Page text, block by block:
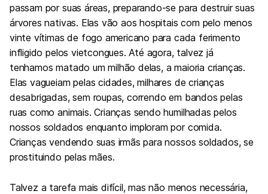
passam por suas áreas, preparando-se para destruir suas
árvores nativas. Elas vão aos hospitais com pelo menos
vinte vítimas de fogo americano para cada ferimento
infligido pelos vietcongues. Até agora, talvez já
tenhamos matado um milhão delas, a maioria crianças.
Elas vagueiam pelas cidades, milhares de crianças
desabrigadas, sem roupas, correndo em bandos pelas
ruas como animais. Crianças sendo humilhadas pelos
nossos soldados enquanto imploram por comida.
Crianças vendendo suas irmãs para nossos soldados, se
prostituindo pelas mães.
Talvez a tarefa mais difícil, mas não menos necessária,